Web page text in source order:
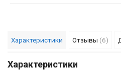
Характеристики Отзывы (6)
Характеристики